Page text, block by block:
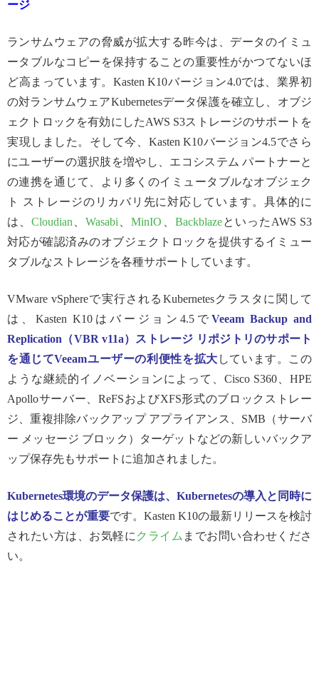
ージ
ランサムウェアの脅威が拡大する昨今は、データのイミュ
ータブルなコピーを保持することの重要性がかつてないほ
ど高まっています。Kasten K10バージョン4.0では、業界初
の対ランサムウェアKubernetesデータ保護を確立し、オブジ
ェクトロックを有効にしたAWS S3ストレージのサポートを
実現しました。そして今、Kasten K10バージョン4.5でさら
にユーザーの選択肢を増やし、エコシステム パートナーと
の連携を通じて、より多くのイミュータブルなオブジェク
ト ストレージのリカバリ先に対応しています。具体的に
は、Cloudian 、Wasabi 、MinIO BackblazeといったAWS S3
対応が確認済みのオブジェクトロックを提供するイミュー
タブルなストレージを各種サポートしています。
VMware vSphereで実行されるKubernetesクラスタに関して
は、Kasten K10はバージョン4.5でVeeam Backup and
Replication （VBR v11a）ストレージ リポジトリのサポート
を通じてVeeamユーザーの利便性を拡大 しています。この
ような継続的イノベーションによって、Cisco S360、HPE
Apolloサーバー、ReFSおよびXFS形式のブロックストレー
ジ、重複排除バックアップ アプライアンス、SMB（サーバ
ー メッセージ ブロック）ターゲットなどの新しいバックア
ップ保存先もサポートに追加されました。
Kubernetes環境のデータ保護は、 Kubernetesの導入と同時に
はじめることが重要です。Kasten K10の最新リリースを検討
されたい方は、お気軽に クライム までお問い合わせくださ
い。